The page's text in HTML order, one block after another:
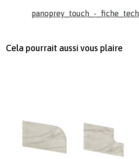
panoprey_touch_-
Cela pourrait aussi vous plaire